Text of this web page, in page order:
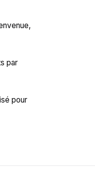
par
pour